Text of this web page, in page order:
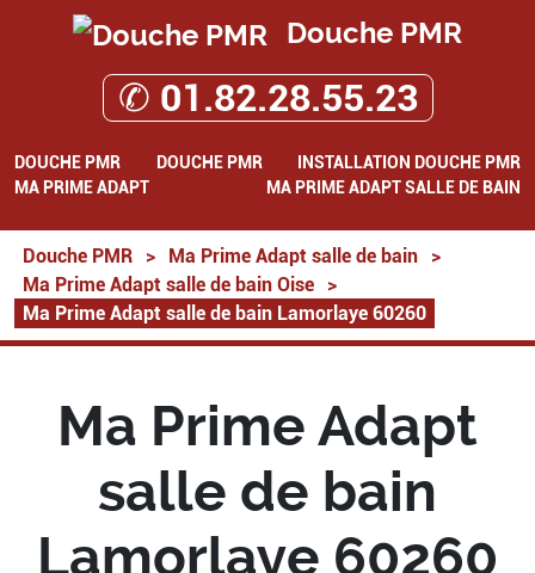
Douche PMR
✆ 01.82.28.55.23
DOUCHE PMR DOUCHE PMR
INSTALLATION DOUCHE PMR
MA PRIME ADAPT
MA PRIME ADAPT SALLE DE BAIN
Douche PMR > Ma Prime Adapt salle de bain
>
Ma Prime Adapt salle de bain Oise
>
Ma Prime Adapt salle de bain Lamorlaye 60260
Ma Prime Adapt
salle de bain
Lamorlaye 60260